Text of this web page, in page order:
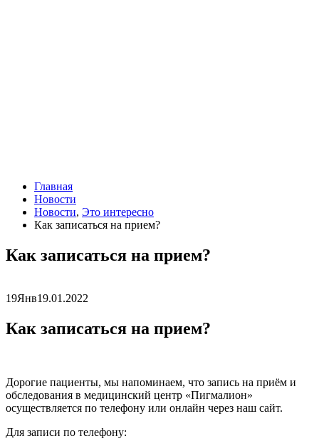
Главная
Новости
Новости, Это интересно
Как записаться на прием?
Как записаться на прием?
19Янв19.01.2022
Как записаться на прием?
Дорогие пациенты, мы напоминаем, что запись на приём и
обследования в медицинский центр «Пигмалион»
осуществляется по телефону или онлайн через наш сайт.
Для записи по телефону: